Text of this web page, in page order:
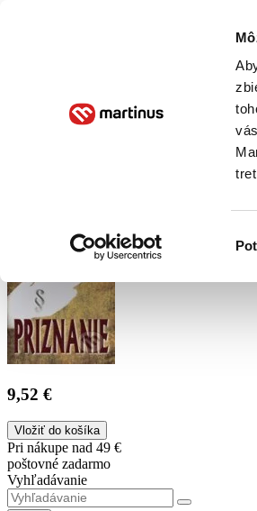
9,52 €
Vložiť do košíka
Pri nákupe nad 49 €
poštovné zadarmo
Vyhľadávanie